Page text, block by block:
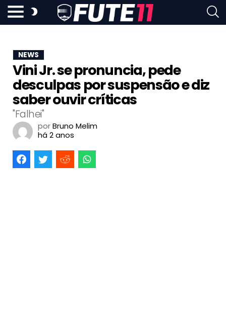
NEWS
Vini Jr. se pronuncia, pede
desculpas por suspensão e diz
saber ouvir críticas
"Falhei"
porBruno Melim
há 2 anos